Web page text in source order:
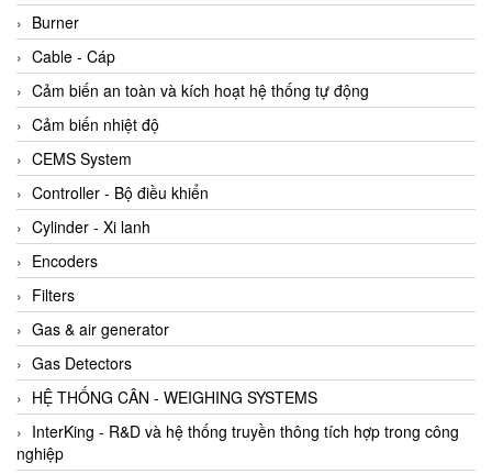
Burner
Cable - Cáp
Cảm biến an toàn và kích hoạt hệ thống tự động
Cảm biến nhiệt độ
CEMS System
Controller - Bộ điều khiển
Cylinder - Xi lanh
Encoders
Filters
Gas & air generator
Gas Detectors
HỆ THỐNG CÂN - WEIGHING SYSTEMS
InterKing - R&D và hệ thống truyền thông tích hợp trong công
nghiệp